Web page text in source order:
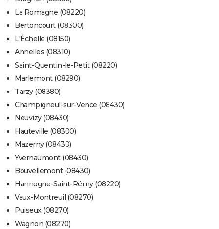
La Romagne (08220)
Bertoncourt (08300)
L'Échelle (08150)
Annelles (08310)
Saint-Quentin-le-Petit (08220)
Marlemont (08290)
Tarzy (08380)
Champigneul-sur-Vence (08430)
Neuvizy (08430)
Hauteville (08300)
Mazerny (08430)
Yvernaumont (08430)
Bouvellemont (08430)
Hannogne-Saint-Rémy (08220)
Vaux-Montreuil (08270)
Puiseux (08270)
Wagnon (08270)